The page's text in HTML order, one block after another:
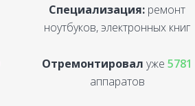
Специализация: ремонт
ноутбуков, электронных книг
Отремонтировалуже5781
аппаратов